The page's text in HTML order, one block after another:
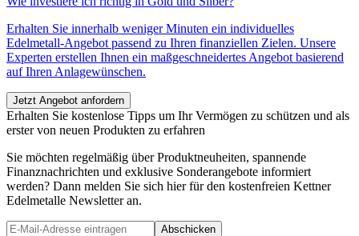
Erhalten Sie innerhalb weniger Minuten ein individuelles
Edelmetall-Angebot passend zu Ihren finanziellen Zielen. Unsere
Experten erstellen Ihnen ein maßgeschneidertes Angebot basierend
auf Ihren Anlagewünschen.
Jetzt Angebot anfordern
Erhalten Sie kostenlose Tipps um Ihr Vermögen zu schützen und als
erster von neuen Produkten zu erfahren
Sie möchten regelmäßig über Produktneuheiten, spannende
Finanznachrichten und exklusive Sonderangebote informiert
werden? Dann melden Sie sich hier für den kostenfreien Kettner
Edelmetalle Newsletter an.
Abschicken